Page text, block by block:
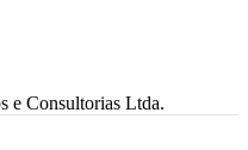
e Consultorias Ltda.